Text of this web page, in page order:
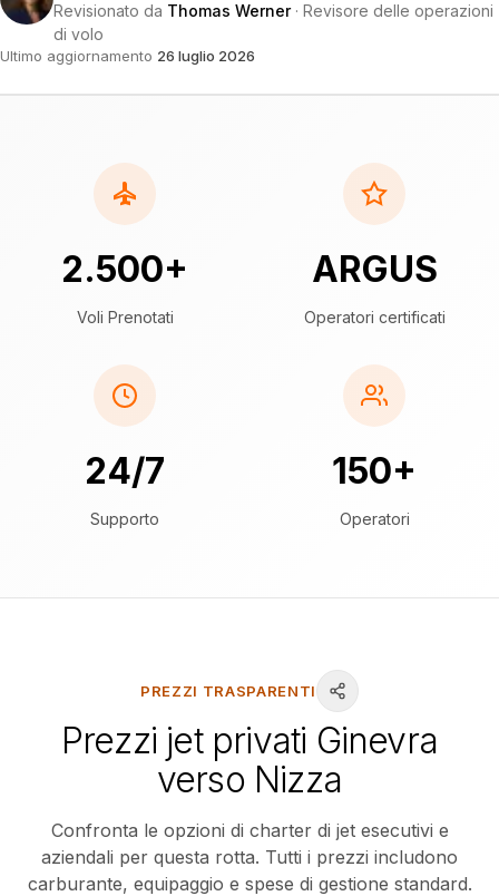
Revisionato da Thomas Werner· Revisore delle operazioni
di volo
Ultimo aggiornamento 26 luglio 2026
2.500+
Voli Prenotati
ARGUS
Operatori certificati
24/7
Supporto
150+
Operatori
PREZZI TRASPARENTI
Prezzi jet privati Ginevra
verso Nizza
Confronta le opzioni di charter di jet esecutivi e
aziendali per questa rotta. Tutti i prezzi includono
carburante, equipaggio e spese di gestione standard.